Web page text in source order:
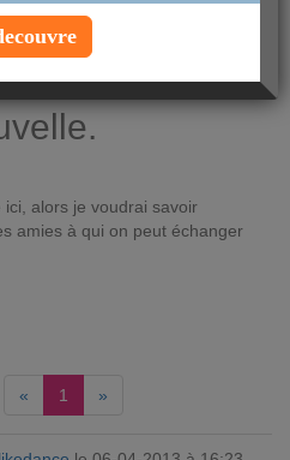
alors je voudrai savoir
amies à qui on peut échanger
« 1 »